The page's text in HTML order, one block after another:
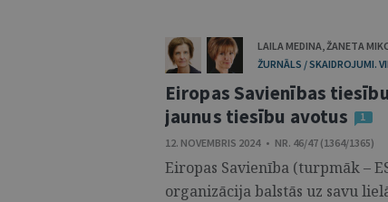
LAILA MEDINA,ŽANETA
ŽURNĀLS / SKAIDROJUMI.
Eiropas Savienības
jaunus tiesību avotus
1
12. NOVEMBRIS 2024 • NR. 46/47 (1364/1365)
Eiropas Savienība (turpmāk –
organizācija balstās uz savu